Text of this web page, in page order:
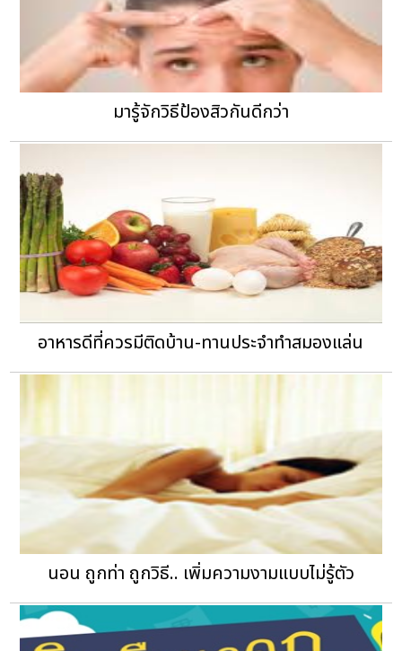
มารู้จักวิธีป้องสิวกันดีกว่า
อาหารดีที่ควรมีติดบ้าน-ทานประจำทำสมองแล่น
นอน ถูกท่า ถูกวิธี.. เพิ่มความงามแบบไม่รู้ตัว